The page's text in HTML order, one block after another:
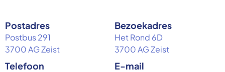
Postadres
Postbus 291
3700 AG Zeist
Bezoekadres
Het Rond 6D
3700 AG Zeist
Telefoon E-mail